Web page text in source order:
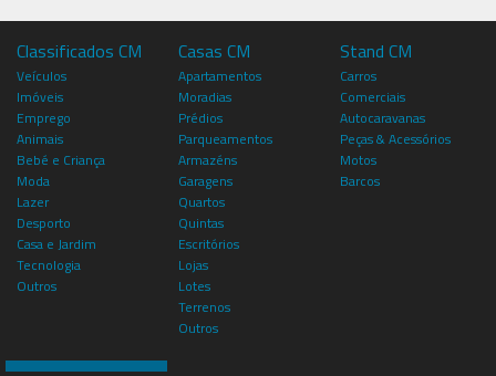
Classificados CM
Veículos
Imóveis
Emprego
Animais
Bebé e Criança
Moda
Lazer
Desporto
Casa e Jardim
Tecnologia
Outros
Casas CM
Apartamentos
Moradias
Prédios
Parqueamentos
Armazéns
Garagens
Quartos
Quintas
Escritórios
Lojas
Lotes
Terrenos
Outros
Stand CM
Carros
Comerciais
Autocaravanas
Peças & Acessórios
Motos
Barcos